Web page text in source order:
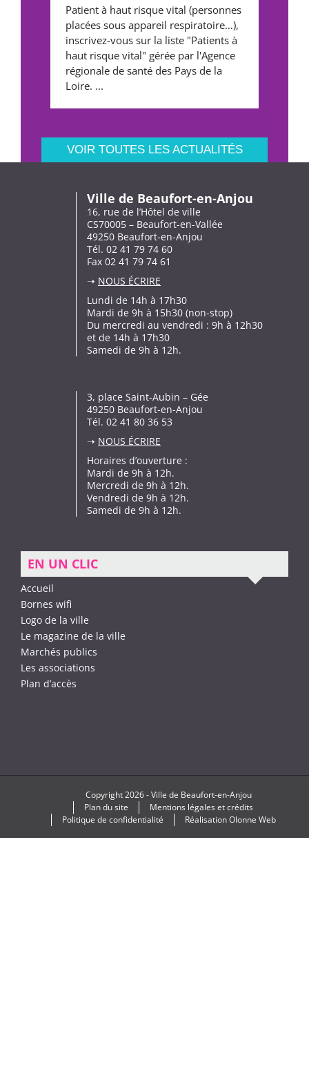
Patient à haut risque vital (personnes
placées sous appareil respiratoire…),
inscrivez-vous sur la liste "Patients à
haut risque vital" gérée par l'Agence
régionale de santé des Pays de la
Loire. ...
VOIR TOUTES LES ACTUALITÉS
Ville de Beaufort-en-Anjou
16, rue de l’Hôtel de ville
CS70005 – Beaufort-en-Vallée
49250 Beaufort-en-Anjou
Tél. 02 41 79 74 60
Fax 02 41 79 74 61
➝ NOUS ÉCRIRE
Lundi de 14h à 17h30
Mardi de 9h à 15h30 (non-stop)
Du mercredi au vendredi : 9h à 12h30
et de 14h à 17h30
Samedi de 9h à 12h.
3, place Saint-Aubin – Gée
49250 Beaufort-en-Anjou
Tél. 02 41 80 36 53
➝ NOUS ÉCRIRE
Horaires d’ouverture :
Mardi de 9h à 12h.
Mercredi de 9h à 12h.
Vendredi de 9h à 12h.
Samedi de 9h à 12h.
EN UN CLIC
Accueil
Bornes wifi
Logo de la ville
Le magazine de la ville
Marchés publics
Les associations
Plan d’accès
Copyright2026 -Ville de Beaufort-en-Anjou
Plan du site
Mentions légales et crédits
Politique de confidentialité
RéalisationOlonne Web